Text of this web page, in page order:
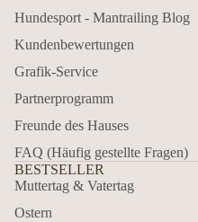
Hundesport - Mantrailing Blog
Kundenbewertungen
Grafik-Service
Partnerprogramm
Freunde des Hauses
FAQ (Häufig gestellte Fragen)
BESTSELLER
Muttertag & Vatertag
Ostern